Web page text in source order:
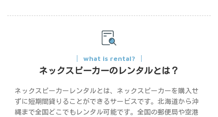
what is rental?
ネックスピーカーのレンタルとは？
ネックスピーカーレンタルとは、ネックスピーカーを購入せ
ずに短期間貸りることができるサービスです。北海道から沖
縄まで全国どこでもレンタル可能です。全国の郵便局や空港